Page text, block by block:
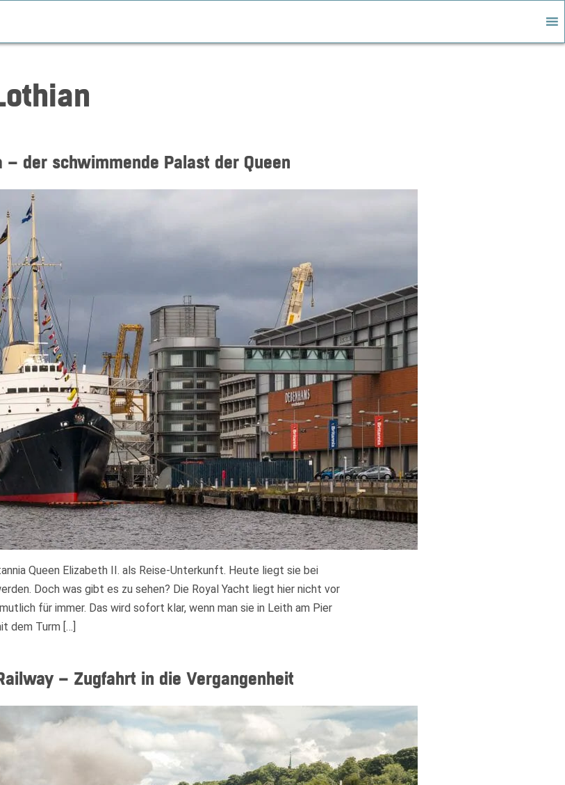
– der schwimmende Palast der Queen
Queen Elizabeth II. als Reise-Unterkunft. Heute liegt sie bei
Doch was gibt es zu sehen? Die Royal Yacht liegt hier nicht vor
für immer. Das wird sofort klar, wenn man sie in Leith am Pier
dem Turm […]
– Zugfahrt in die Vergangenheit